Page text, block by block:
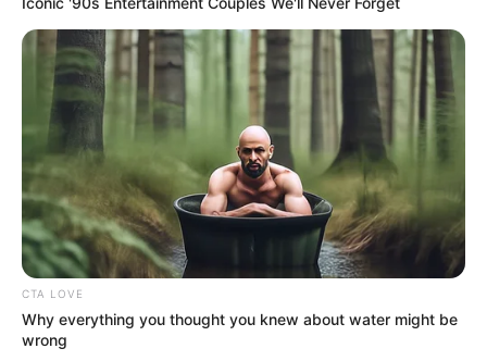
CTA LOVE
Why everything you thought you knew about water might be
wrong